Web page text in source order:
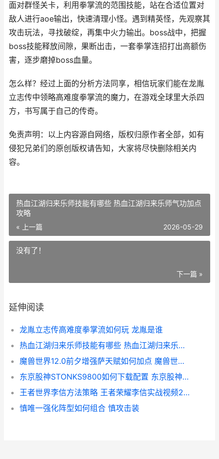
面对群怪关卡，利用拳掌流的范围技能，站在合适位置对
敌人进行aoe输出，快速清理小怪。遇到精英怪，先观察其
攻击玩法，寻找破绽，再集中火力输出。boss战中，把握
boss技能释放间隙，果断出击，一套拳掌连招打出高额伤
害，逐步磨掉boss血量。
怎么样？经过上面的分析方法同享，相信玩家们能在龙胤
立志传中领略高难度拳掌流的魔力，在游戏全球里大杀四
方，书写属于自己的传奇。
免责声明：以上内容源自网络，版权归原作者全部，如有
侵犯兄弟们的原创版权请告知，大家将尽快删除相关内
容。
热血江湖归来乐师技能有哪些 热血江湖归来乐师气功加点
攻略
« 上一篇 2026-05-29
没有了！
下一篇 »
延伸阅读
龙胤立志传高难度拳掌流如何玩 龙胤是谁
热血江湖归来乐师技能有哪些 热血江湖归来乐师气功加点攻略
魔兽世界12.0前夕增强萨天赋如何加点 魔兽世界12.0前夕幻化降价
东京股神STONKS9800如何下载配置 东京股神stonks9800配置
王者世界李信方法策略 王者荣耀李信实战视频2020
慎唯一强化阵型如何组合 慎攻击装